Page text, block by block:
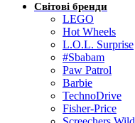
Світові бренди
LEGO
Hot Wheels
L.O.L. Surprise
#Sbabam
Paw Patrol
Barbie
TechnoDrive
Fisher-Price